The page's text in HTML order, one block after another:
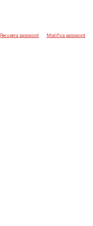
Recupera password Modifica password